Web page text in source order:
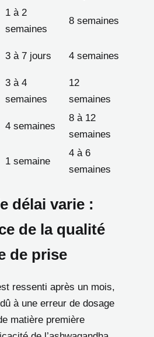
1 à 2
semaines
8 semaines
3 à 7 jours 4 semaines
3 à 4
semaines
12
semaines
4 semaines
8 à 12
semaines
1 semaine
4 à 6
semaines
délai varie :
de la qualité
de prise
ressenti après un mois,
à une erreur de dosage
matière première